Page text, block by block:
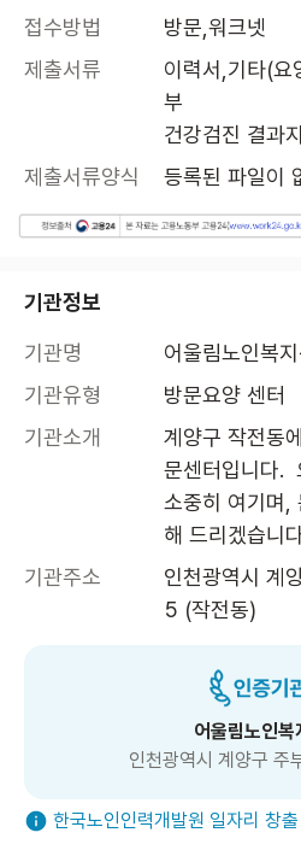
접수방법
방문,워크넷
제출서류
이력서,기타(요
부
건강검진 결과
제출서류양식
등록된 파일이
기관정보
기관명
어울림노인복지
기관유형
방문요양 센터
기관소개
계양구 작전동
문센터입니다.
소중히 여기며,
해 드리겠습니
기관주소
인천광역시 계
5 (작전동)
어울림노인복
인천광역시 계양구 주
한국노인인력개발원 일자리 창